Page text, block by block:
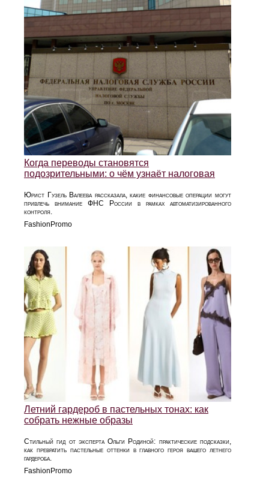
Когда переводы становятся
подозрительными: о чём узнаёт налоговая
Юрист Гузель Валеева рассказала, какие финансовые операции могут
привлечь внимание ФНС России в рамках автоматизированного
контроля.
FashionPromo
Летний гардероб в пастельных тонах: как
собрать нежные образы
Стильный гид от эксперта Ольги Родиной: практические подсказки,
как превратить пастельные оттенки в главного героя вашего летнего
гардероба.
FashionPromo